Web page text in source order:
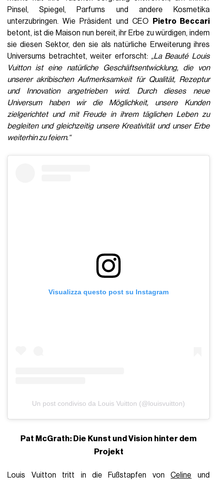
Pinsel, Spiegel, Parfums und andere Kosmetika
unterzubringen. Wie Präsident und CEO
Pietro Beccari
betont, ist die Maison nun bereit, ihr Erbe zu würdigen, indem
sie diesen Sektor, den sie als natürliche Erweiterung ihres
Universums betrachtet, weiter erforscht: „La Beauté Louis
Vuitton ist eine natürliche Geschäftsentwicklung, die von
unserer akribischen Aufmerksamkeit für Qualität, Rezeptur
und Innovation angetrieben wird. Durch dieses neue
Universum haben wir die Möglichkeit, unsere Kunden
zielgerichtet und mit Freude in ihrem täglichen Leben zu
begleiten und gleichzeitig unsere Kreativität und unser Erbe
weiterhin zu feiern.“
Visualizza questo post su Instagram
Un post condiviso da Louis Vuitton (@louisvuitton)
Pat McGrath: Die Kunst und Vision hinter dem
Projekt
Louis Vuitton tritt in die Fußstapfen vonCeline und